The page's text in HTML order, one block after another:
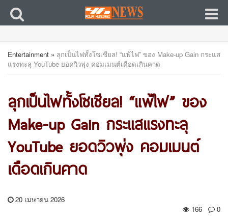
Entertainment » ลุกเป็นไฟทั้งโซเชียล! “แพ้ไฟ” ของ Make-up Gain กระแส
แรงทะลุ YouTube ยอดวิวพุ่ง คอมเมนต์เดือดเกินคาด
ลุกเป็นไฟทั้งโซเชียล! “แพ้ไฟ” ของ
Make-up Gain กระแสแรงทะลุ
YouTube ยอดวิวพุ่ง คอมเมนต์
เดือดเกินคาด
20 เมษายน 2026
166
0